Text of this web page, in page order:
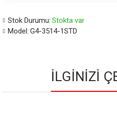
Stok Durumu: Stokta var
Model: G4-3514-1STD
İLGINIZI